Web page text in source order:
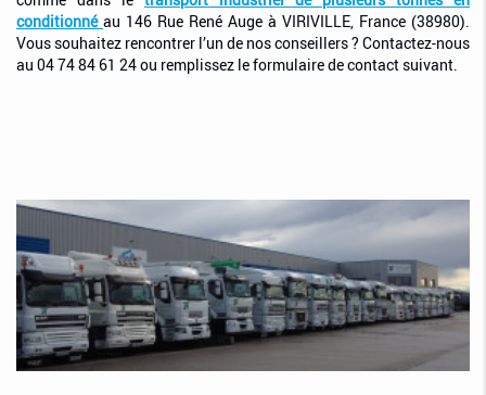
conditionné au 146 Rue René Auge à VIRIVILLE, France (38980).
Vous souhaitez rencontrer l’un de nos conseillers ? Contactez-nous
au 04 74 84 61 24 ou remplissez le formulaire de contact suivant.